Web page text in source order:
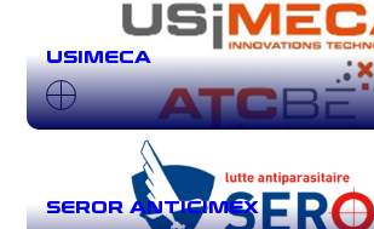
USIMECA
SEROR ANTICIMEX